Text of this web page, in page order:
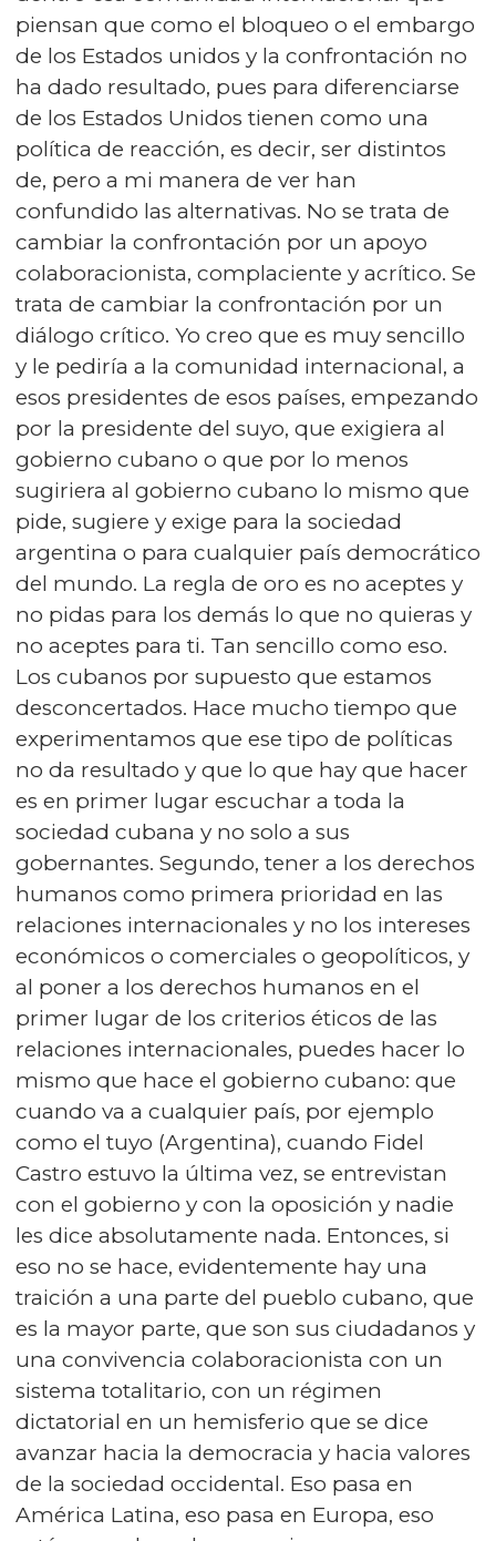
piensan que como el bloqueo o el embargo
de los Estados unidos y la confrontación no
ha dado resultado, pues para diferenciarse
de los Estados Unidos tienen como una
política de reacción, es decir, ser distintos
de, pero a mi manera de ver han
confundido las alternativas. No se trata de
cambiar la confrontación por un apoyo
colaboracionista, complaciente y acrítico. Se
trata de cambiar la confrontación por un
diálogo crítico. Yo creo que es muy sencillo
y le pediría a la comunidad internacional, a
esos presidentes de esos países, empezando
por la presidente del suyo, que exigiera al
gobierno cubano o que por lo menos
sugiriera al gobierno cubano lo mismo que
pide, sugiere y exige para la sociedad
argentina o para cualquier país democrático
del mundo. La regla de oro es no aceptes y
no pidas para los demás lo que no quieras y
no aceptes para ti. Tan sencillo como eso.
Los cubanos por supuesto que estamos
desconcertados. Hace mucho tiempo que
experimentamos que ese tipo de políticas
no da resultado y que lo que hay que hacer
es en primer lugar escuchar a toda la
sociedad cubana y no solo a sus
gobernantes. Segundo, tener a los derechos
humanos como primera prioridad en las
relaciones internacionales y no los intereses
económicos o comerciales o geopolíticos, y
al poner a los derechos humanos en el
primer lugar de los criterios éticos de las
relaciones internacionales, puedes hacer lo
mismo que hace el gobierno cubano: que
cuando va a cualquier país, por ejemplo
como el tuyo (Argentina), cuando Fidel
Castro estuvo la última vez, se entrevistan
con el gobierno y con la oposición y nadie
les dice absolutamente nada. Entonces, si
eso no se hace, evidentemente hay una
traición a una parte del pueblo cubano, que
es la mayor parte, que son sus ciudadanos y
una convivencia colaboracionista con un
sistema totalitario, con un régimen
dictatorial en un hemisferio que se dice
avanzar hacia la democracia y hacia valores
de la sociedad occidental. Eso pasa en
América Latina, eso pasa en Europa, eso